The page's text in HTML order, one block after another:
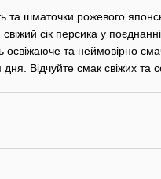
шматочки рожевого
свіжий сік персика у
освіжаюче та неймовірно
Відчуйте смак свіжих та